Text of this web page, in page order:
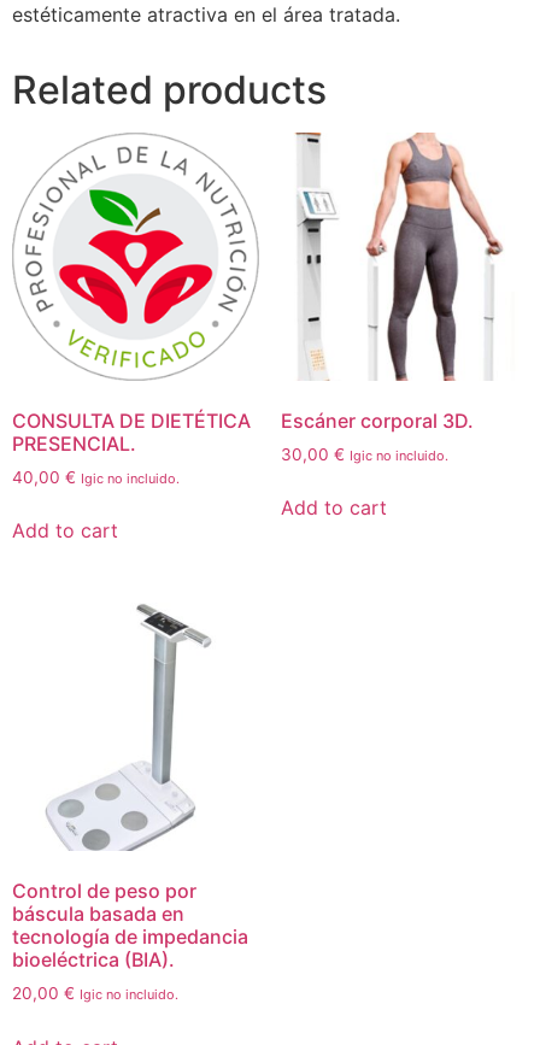
estéticamente atractiva en el área tratada.
Related products
CONSULTA DE DIETÉTICA
PRESENCIAL.
40,00 € Igic no incluido.
Add to cart
Escáner corporal 3D.
30,00 € Igic no incluido.
Add to cart
Control de peso por
báscula basada en
tecnología de impedancia
bioeléctrica (BIA).
20,00 € Igic no incluido.